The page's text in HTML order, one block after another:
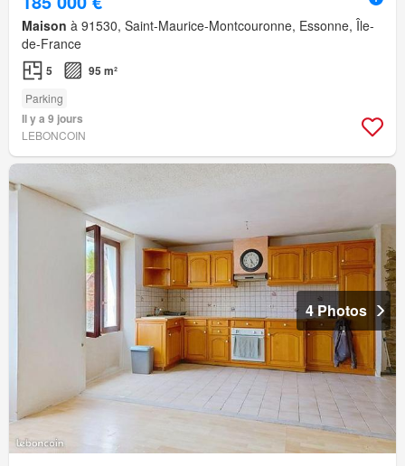
Maison à 91530, Saint-Maurice-Montcouronne, Essonne, Île-
de-France
5 95 m²
Parking
Il y a 9 jours
LEBONCOIN
4 Photos